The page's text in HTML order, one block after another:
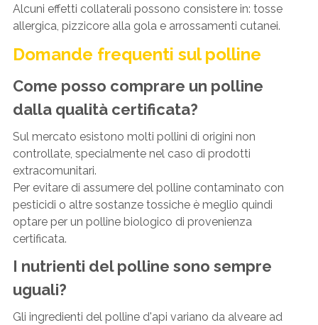
Alcuni effetti collaterali possono consistere in: tosse
allergica, pizzicore alla gola e arrossamenti cutanei.
Domande frequenti sul polline
Come posso comprare un polline
dalla qualità certificata?
Sul mercato esistono molti pollini di origini non
controllate, specialmente nel caso di prodotti
extracomunitari.
Per evitare di assumere del polline contaminato con
pesticidi o altre sostanze tossiche è meglio quindi
optare per un polline biologico di provenienza
certificata.
I nutrienti del polline sono sempre
uguali?
Gli ingredienti del polline d'api variano da alveare ad